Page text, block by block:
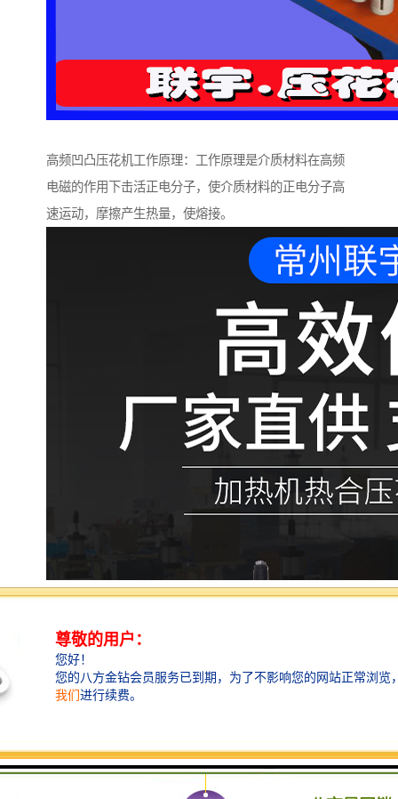
高频凹凸压花机工作原理：工作原理是介质材料在高频
电磁的作用下击活正电分子，使介质材料的正电分子高
速运动，摩擦产生热量，使熔接。